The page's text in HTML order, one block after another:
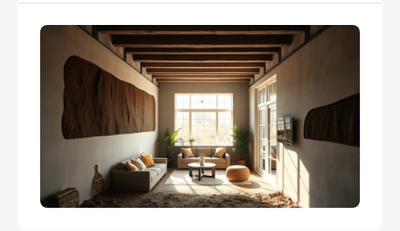
au-dessus du niveau du terrain naturel.